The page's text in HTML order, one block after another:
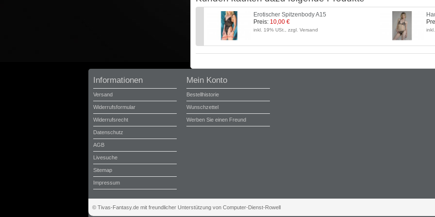
Erotischer Spitzenbody A15
Preis: 10,00 €
inkl. 19% USt., zzgl. Versand
Informationen
Versand
Widerrufsformular
Widerrufsrecht
Datenschutz
AGB
Livesuche
Sitemap
Impressum
Mein Konto
Bestellhistorie
Wunschzettel
Werben Sie einen Freund
© Tivas-Fantasy.de mit freundlicher Unterstützung von Computer-Dienst-Rowell